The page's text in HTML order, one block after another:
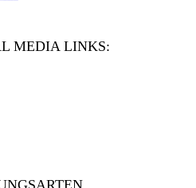
MEDIA LINKS: